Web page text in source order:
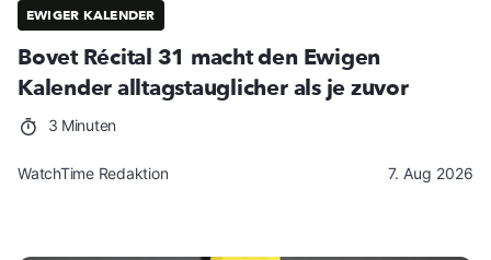
EWIGER KALENDER
Bovet Récital 31 macht den Ewigen
Kalender alltagstauglicher als je zuvor
3 Minuten
WatchTime Redaktion 7. Aug 2026